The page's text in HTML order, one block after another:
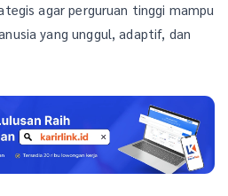
agar perguruan tinggi mampu
yang unggul, adaptif, dan